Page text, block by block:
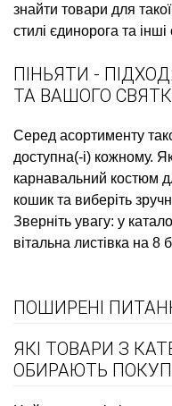
знайти товари для
стилі єдинорога та інші
ПІНЬЯТИ -
ТА ВАШОГО
Серед асортименту
доступна(-і) кожному.
карнавальний костюм
кошик та виберіть
Зверніть увагу: у
вітальна листівка на 8
ПОШИРЕНІ
ЯКІ ТОВАРИ З
ОБИРАЮТЬ